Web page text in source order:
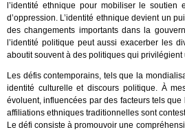
l’identité ethnique pour mobiliser le
d’oppression. L’identité ethnique devient un
des changements importants dans la
l’identité politique peut aussi exacerber les
aboutit souvent à des politiques qui
Les défis contemporains, tels que la
identité culturelle et discours politique. À
évoluent, influencées par des facteurs tels
affiliations ethniques traditionnelles sont
Le défi consiste à promouvoir une